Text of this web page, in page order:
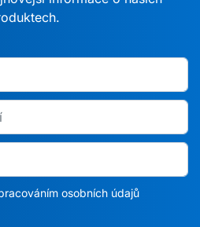
osobních údajů